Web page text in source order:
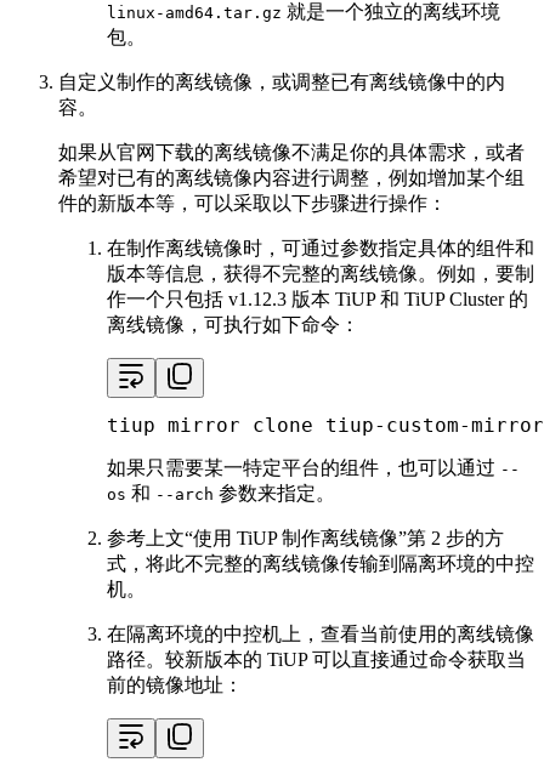
linux-amd64.tar.gz 就是一个独立的离线环境
包。
自定义制作的离线镜像，或调整已有离线镜像中的内
容。
如果从官网下载的离线镜像不满足你的具体需求，或者
希望对已有的离线镜像内容进行调整，例如增加某个组
件的新版本等，可以采取以下步骤进行操作：
在制作离线镜像时，可通过参数指定具体的组件和
版本等信息，获得不完整的离线镜像。例如，要制
作一个只包括 v1.12.3 版本 TiUP 和 TiUP Cluster 的
离线镜像，可执行如下命令：
tiup mirror clone tiup-custom-
如果只需要某一特定平台的组件，也可以通过 --
os 和 --arch 参数来指定。
参考上文“使用 TiUP 制作离线镜像”第 2 步的方
式，将此不完整的离线镜像传输到隔离环境的中控
机。
在隔离环境的中控机上，查看当前使用的离线镜像
路径。较新版本的 TiUP 可以直接通过命令获取当
前的镜像地址：